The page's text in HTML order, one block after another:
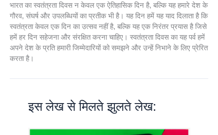
भारत का स्वतंत्रता दिवस न केवल एक ऐतिहासिक दिन है, बल्कि यह हमारे देश के
गौरव, संघर्ष और उपलब्धियों का प्रतीक भी है। यह दिन हमें यह याद दिलाता है कि
स्वतंत्रता केवल एक दिन का उत्सव नहीं है, बल्कि यह एक निरंतर प्रयास है जिसे
हमें हर दिन सहेजना और संरक्षित करना चाहिए। स्वतंत्रता दिवस का यह पर्व हमें
अपने देश के प्रति हमारी जिम्मेदारियों को समझने और उन्हें निभाने के लिए प्रेरित
करता है।
इस लेख से मिलते झुलते लेख: